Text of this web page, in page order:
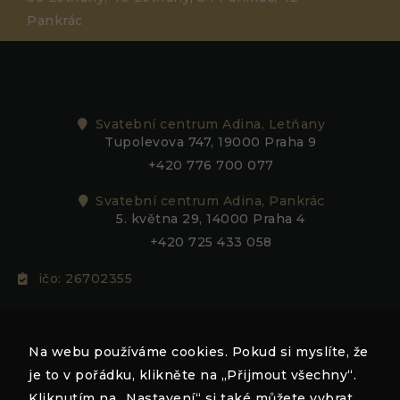
Pankrác
Svatební centrum Adina, Letňany
Tupolevova 747, 19000 Praha 9
+420 776 700 077
Svatební centrum Adina, Pankrác
5. května 29, 14000 Praha 4
+420 725 433 058
ičo: 26702355
Na webu používáme cookies. Pokud si myslíte, že
je to v pořádku, klikněte na „Přijmout všechny“.
Tyto